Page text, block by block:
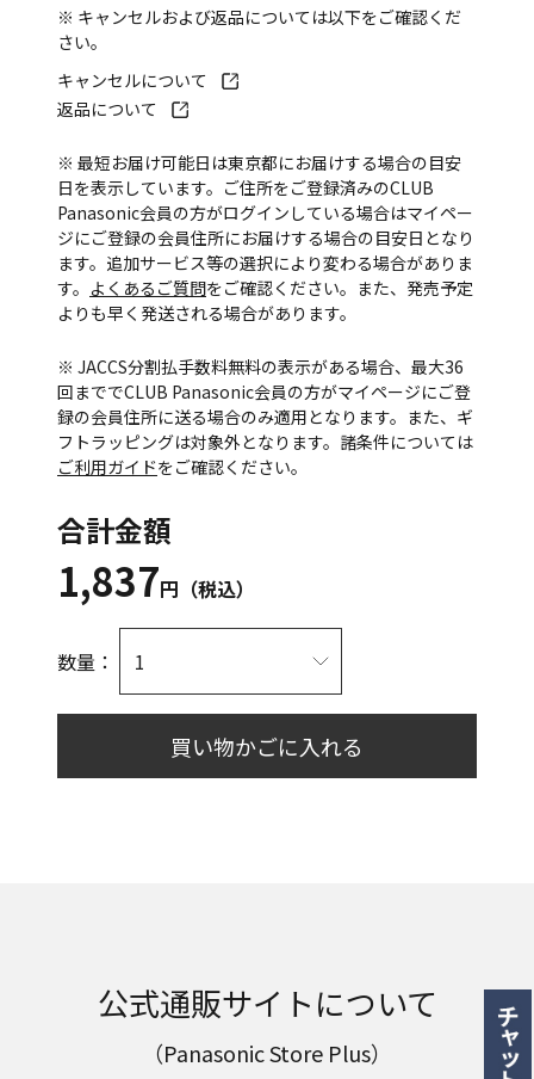
※ キャンセルおよび返品については以下をご確認くだ
さい。
キャンセルについて
返品について
※ 最短お届け可能日は東京都にお届けする場合の目安
日を表示しています。ご住所をご登録済みのCLUB
Panasonic会員の方がログインしている場合はマイペー
ジにご登録の会員住所にお届けする場合の目安日となり
ます。追加サービス等の選択により変わる場合がありま
す。 よくあるご質問をご確認ください。また、発売予定
よりも早く発送される場合があります。
※ JACCS分割払手数料無料の表示がある場合、最大36
回まででCLUB Panasonic会員の方がマイページにご登
録の会員住所に送る場合のみ適用となります。また、ギ
フトラッピングは対象外となります。諸条件については
ご利用ガイドをご確認ください。
合計金額
1,837円（税込）
数量：
買い物かごに入れる
公式通販サイトについて
（Panasonic Store Plus）